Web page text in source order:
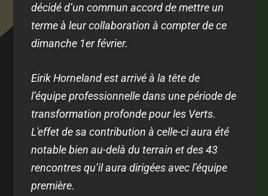
décidé d’un commun accord de mettre un
terme à leur collaboration à compter de ce
dimanche 1er février.
Eirik Horneland est arrivé à la tête de
l’équipe professionnelle dans une période de
transformation profonde pour les Verts.
L'effet de sa contribution à celle-ci aura été
notable bien au-delà du terrain et des 43
rencontres qu’il aura dirigées avec l’équipe
première.